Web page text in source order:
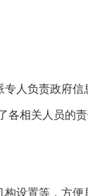
人负责政府信
各相关人员的
设置等，方便